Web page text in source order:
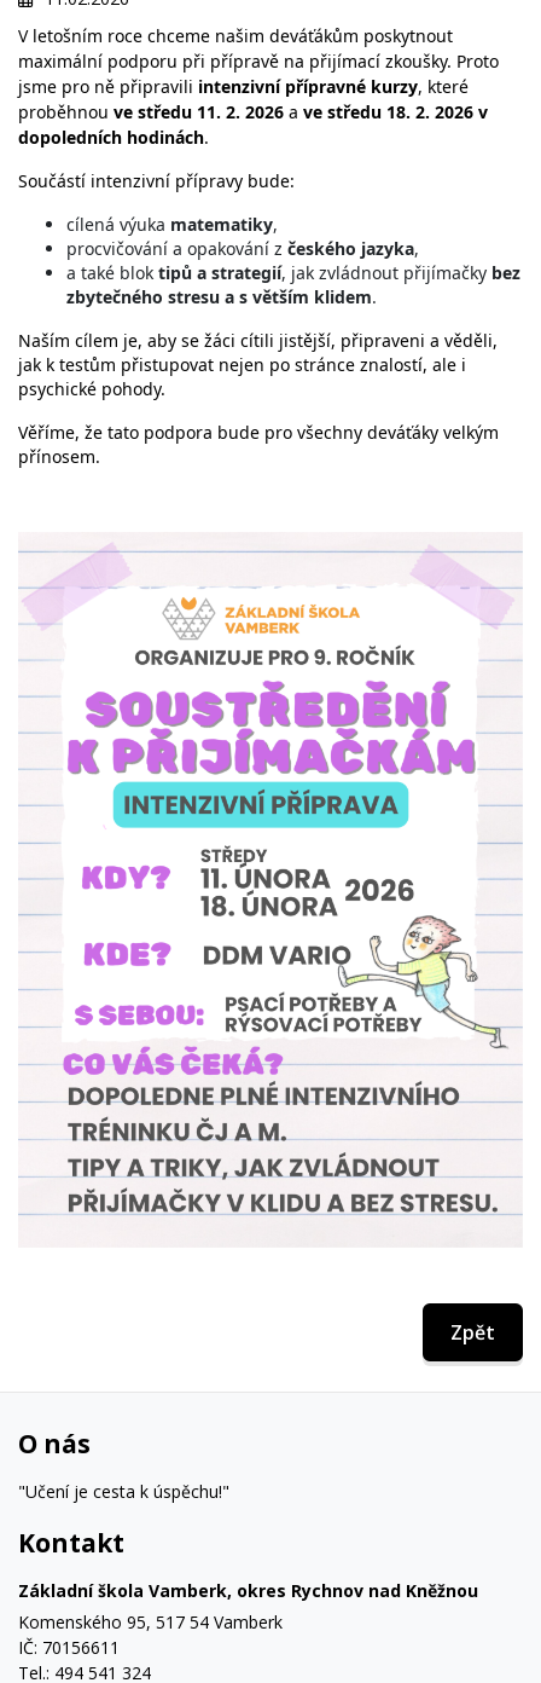
V letošním roce chceme našim deváťákům poskytnout
maximální podporu při přípravě na přijímací zkoušky. Proto
jsme pro ně připravili intenzivní přípravné kurzy, které
proběhnou ve středu 11. 2. 2026 a ve středu 18. 2. 2026 v
dopoledních hodinách.
Součástí intenzivní přípravy bude:
cílená výuka matematiky,
procvičování a opakování z českého jazyka,
a také blok tipů a strategií, jak zvládnout přijímačky bez
zbytečného stresu a s větším klidem.
Naším cílem je, aby se žáci cítili jistější, připraveni a věděli,
jak k testům přistupovat nejen po stránce znalostí, ale i
psychické pohody.
Věříme, že tato podpora bude pro všechny deváťáky velkým
přínosem.
Zpět
O nás
"Učení je cesta k úspěchu!"
Kontakt
Základní škola Vamberk, okres Rychnov nad Kněžnou
Komenského 95, 517 54 Vamberk
IČ: 70156611
Tel.: 494 541 324